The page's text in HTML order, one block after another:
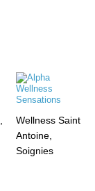
Wellness Saint
Antoine,
Soignies